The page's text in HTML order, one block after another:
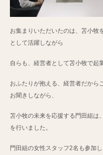
お集まりいただいたのは、苫小牧
として活躍しながら
自らも、経営者として苫小牧で起
おふたりが抱える、経営者だから
お聞きしながら、
苫小牧の未来を応援する門田組は
を行いました。
門田組の女性スタッフ2名も参加